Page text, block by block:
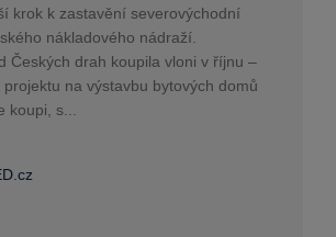
krok k zastavění severovýchodní
nákladového nádraží.
Českých drah koupila vloni v říjnu –
na výstavbu bytových domů
koupi, s...